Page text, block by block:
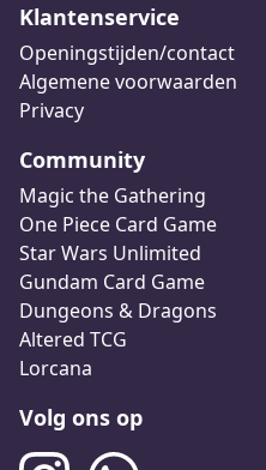
Klantenservice
Openingstijden/contact
Algemene voorwaarden
Privacy
Community
Magic the Gathering
One Piece Card Game
Star Wars Unlimited
Gundam Card Game
Dungeons & Dragons
Altered TCG
Lorcana
Volg ons op